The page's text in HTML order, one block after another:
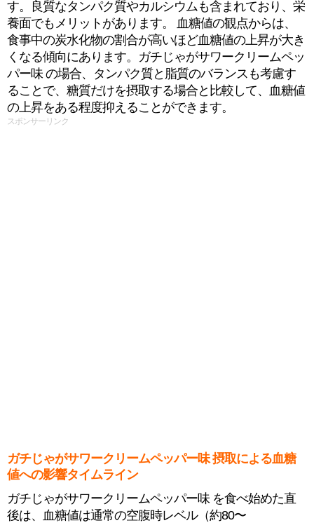
す。良質なタンパク質やカルシウムも含まれており、栄
養面でもメリットがあります。 血糖値の観点からは、
食事中の炭水化物の割合が高いほど血糖値の上昇が大き
くなる傾向にあります。ガチじゃがサワークリームペッ
パー味 の場合、タンパク質と脂質のバランスも考慮す
ることで、糖質だけを摂取する場合と比較して、血糖値
の上昇をある程度抑えることができます。
スポンサーリンク
ガチじゃがサワークリームペッパー味 摂取による血糖
値への影響タイムライン
ガチじゃがサワークリームペッパー味 を食べ始めた直
後は、血糖値は通常の空腹時レベル（約80〜